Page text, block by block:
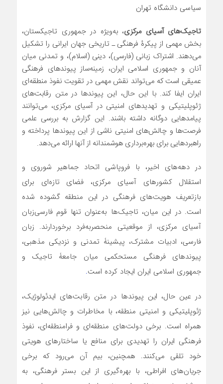
سیاسی دانشگاه تهران
تاجیک‌های آسیای مرکزی، به‌ویژه در جمهوری تاجیکستان،
بخش مهمی از پیکرۀ فرهنگی ـ تاریخی جهان ایرانی را تشکیل
می‌دهند. اشتراک زبانی (فارسی)، دینی (اسلام)، و تمدنی میان
آنان و جمهوری اسلامی ایران، زمینه‌ساز پیوندهای فرهنگی
عمیقی است که می‌تواند نقش مهمی در تقویت نفوذ منطقه‌ای
ایران ایفا کند. با این حال، این پیوندها در متن رقابت‌های
ژئوپلیتیکی و تهدیدهای امنیتی در آسیای مرکزی، می‌توانند
پیامدهایی دوگانه داشته باشند. این گزارش به بررسی علمی
فرصت‌ها و چالش‌های امنیتی ناشی از این پیوندها پرداخته و
راهبردهایی برای بهره‌برداری هوشمندانه از آنها ارائه می‌دهد.
در دهه‌های اخیر، با فروپاشی اتحاد جماهیر شوروی و
استقلال کشورهای آسیای مرکزی، فضای تازه‌ای برای
بازتعریف هویت‌های فرهنگی در این منطقه گشوده شده
است. در این میان، تاجیک‌ها به‌عنوان تنها قوم فارسی‌زبان
آسیای مرکزی، از موقعیتی منحصربه‌فرد برخوردارند. زبان
فارسی، ادبیات مشترک، پیشینۀ تمدنی و نزدیکی مذهبی،
پیوندهای فرهنگی مستحکمی میان جامعۀ تاجیک و
جمهوری اسلامی ایران ایجاد کرده است.
در عین حال، این پیوندها در متن رقابت‌های ایدئولوژیک،
ژئوپلیتیکی و امنیتی منطقه، با مخاطرات و چالش‌هایی نیز
همراه است. برخی دولت‌های منطقه‌ای و فرامنطقه‌ای، نفوذ
فرهنگی ایران را تهدیدی برای منافع یا ساختارهای هویتی
خود تلقی می‌کنند. همچنین، بیم آن می‌رود که برخی
جریان‌های افراطی، با بهره‌گیری از این بستر فرهنگی، به